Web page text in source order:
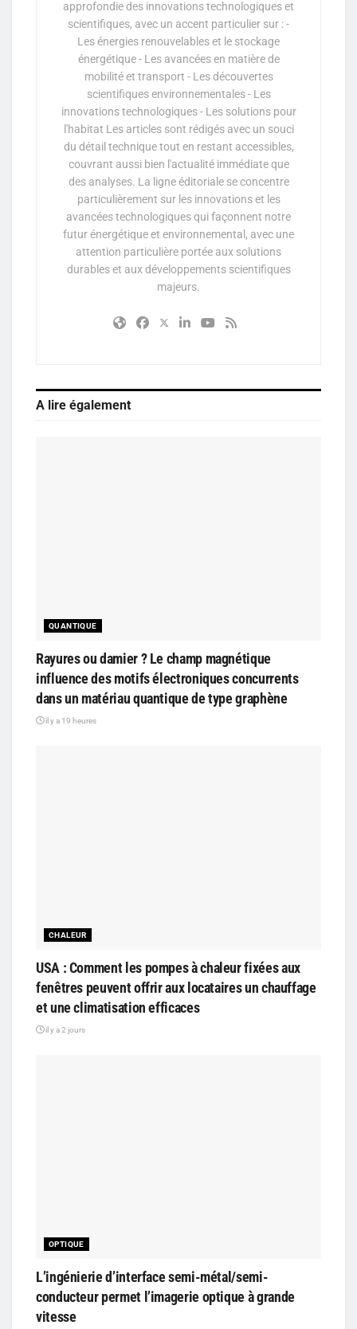
approfondie des innovations technologiques et
scientifiques, avec un accent particulier sur : -
Les énergies renouvelables et le stockage
énergétique - Les avancées en matière de
mobilité et transport - Les découvertes
scientifiques environnementales - Les
innovations technologiques - Les solutions pour
l'habitat Les articles sont rédigés avec un souci
du détail technique tout en restant accessibles,
couvrant aussi bien l'actualité immédiate que
des analyses. La ligne éditoriale se concentre
particulièrement sur les innovations et les
avancées technologiques qui façonnent notre
futur énergétique et environnemental, avec une
attention particulière portée aux solutions
durables et aux développements scientifiques
majeurs.
A lire également
QUANTIQUE
Rayures ou damier ? Le champ magnétique
influence des motifs électroniques concurrents
dans un matériau quantique de type graphène
il y a 19 heures
CHALEUR
USA : Comment les pompes à chaleur fixées aux
fenêtres peuvent offrir aux locataires un chauffage
et une climatisation efficaces
il y a 2 jours
OPTIQUE
L’ingénierie d’interface semi-métal/semi-
conducteur permet l’imagerie optique à grande
vitesse